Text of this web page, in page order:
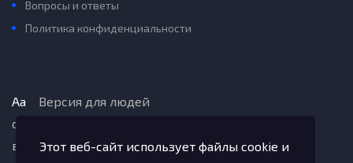
Вопросы и ответы
Политика конфиденциальности
Aa Версия для людей
с ограниченными
возможностями
Этот веб-сайт использует файлы cookie и